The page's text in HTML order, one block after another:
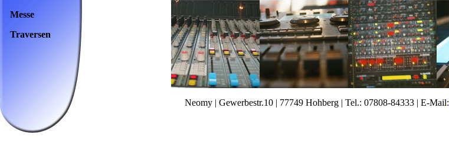
Messe
Traversen
Neomy | Gewerbestr.10 | 77749 Hohberg | Tel.: 07808-84333 | E-Mail: